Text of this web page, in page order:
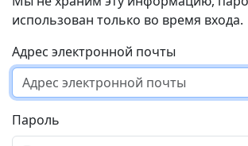
использован только во время входа.
Адрес электронной почты
Пароль